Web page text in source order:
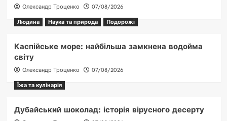
Олександр Троценко
07/08/2026
Людина
Наука та природа Подорожі
Каспійське море: найбільша замкнена водойма
світу
Олександр Троценко
07/08/2026
Їжа та кулінарія
Дубайський шоколад: історія вірусного десерту